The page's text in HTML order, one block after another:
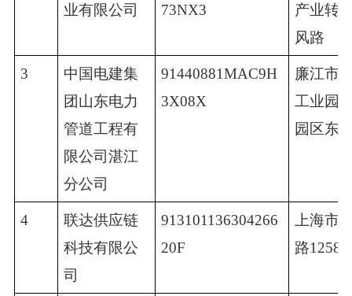
业有限公司
73NX3
产业转
风路
3
中国电建集
团山东电力
管道工程有
限公司湛江
分公司
91440881MAC9H
3X08X
廉江市
工业园
园区东
4
联达供应链
科技有限公
司
913101136304266
20F
上海市
路1258